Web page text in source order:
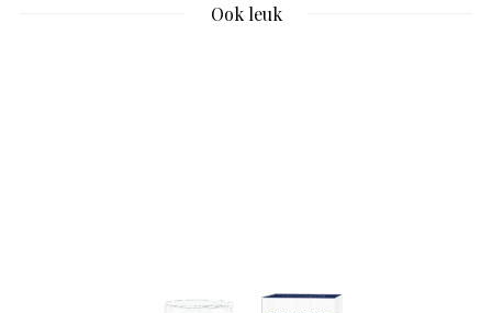
Ook leuk